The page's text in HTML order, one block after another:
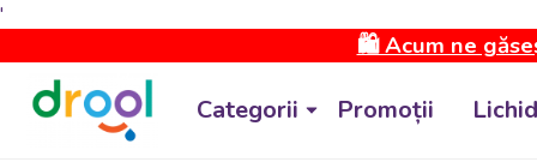
'
🛍️ Acum ne
Categorii Promoții